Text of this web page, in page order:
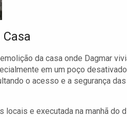
da casa onde Dagmar
em um poço
o acesso e a segurança
e executada na manhã do